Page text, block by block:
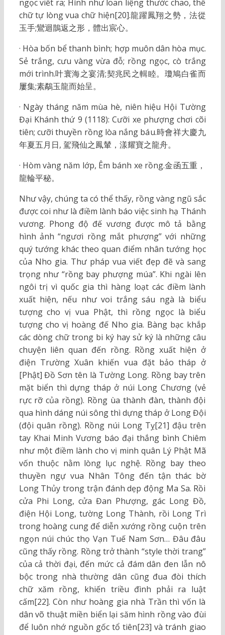
ngọc viết ra; Hình như loan liệng thước chao, thể
chữ tự lòng vua chữ hiện[20].龍躍鳳翔之勢，法從
玉手;鸞迴鵲返之形，體出宸心。
· Hòa bốn bể thanh bình; hợp muôn dân hòa mục.
Sẻ trắng, cưu vàng vừa đỗ; rồng ngọc, cò trắng
mới trình.叶寰海之宴清;契兆民之輯睦。瓊鳩白雀而
屢集;素鷸玉龍而始呈。
· Ngày tháng năm mùa hè, niên hiệu Hội Tường
Đại Khánh thứ 9 (1118): Cưỡi xe phượng chơi cõi
tiên; cưỡi thuyền rồng lòa nắng báu.時會祥大慶九
年夏五月日, 駕飛仙之鳳輦，漾耀寶之龍舟。
· Hòm vàng năm lớp, Êm bánh xe rồng.金函五重，
龍輪平秘。
Như vậy, chúng ta có thể thấy, rồng vàng ngũ sắc
được coi như là điềm lành báo việc sinh hạ Thánh
vương. Phong độ đế vương được mô tả bằng
hình ảnh “ngươi rồng mắt phượng” với những
quý tướng khác theo quan điểm nhân tướng học
của Nho gia. Thư pháp vua viết đẹp đẽ và sang
trọng như “rồng bay phượng múa”. Khi ngài lên
ngôi trị vì quốc gia thì hàng loạt các điềm lành
xuất hiện, nếu như voi trắng sáu ngà là biểu
tượng cho vị vua Phật, thì rồng ngọc là biểu
tượng cho vị hoàng đế Nho gia. Bàng bạc khắp
các dòng chữ trong bi ký hay sử ký là những câu
chuyện liên quan đến rồng. Rồng xuất hiện ở
điện Trường Xuân khiến vua đặt bảo tháp ở
[Phật] Đồ Sơn tên là Tường Long. Rồng bay trên
mặt biển thì dựng tháp ở núi Long Chương (vẻ
rực rỡ của rồng). Rồng ùa thành đàn, thành đội
qua hình dáng núi sông thì dựng tháp ở Long Đội
(đội quân rồng). Rồng núi Long Tỵ[21] đậu trên
tay Khai Minh Vương báo đại thắng bình Chiêm
như một điềm lành cho vị minh quân Lý Phật Mã
vốn thuộc nằm lòng lục nghệ. Rồng bay theo
thuyền ngự vua Nhân Tông đến tận thác bờ
Long Thủy trong trận đánh dẹp động Ma Sa. Rồi
cửa Phi Long, cửa Đan Phượng, gác Long Đồ,
điện Hội Long, tường Long Thành, rồi Long Trì
trong hoàng cung để diễn xướng rồng cuộn trên
ngọn núi chúc thọ Vạn Tuế Nam Sơn… Đâu đâu
cũng thấy rồng. Rồng trở thành “style thời trang”
của cả thời đại, đến mức cả đám dân đen lẫn nô
bộc trong nhà thường dân cũng đua đòi thích
chữ xăm rồng, khiến triều đình phải ra luật
cấm[22]. Còn như hoàng gia nhà Trần thì vốn là
dân võ thuật miền biển lại săm hình rồng vào đùi
để luôn nhớ nguồn gốc tổ tiên[23] và tránh giao